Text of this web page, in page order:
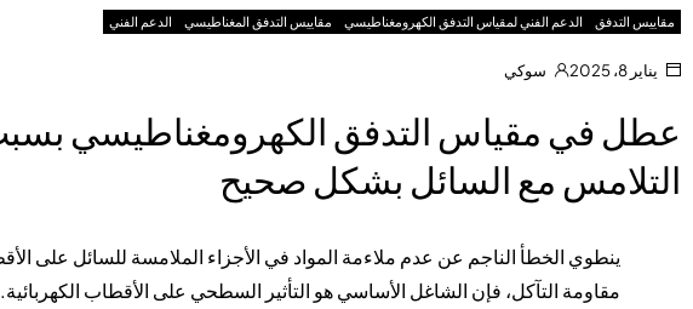
مقاييس التدفق الدعم الفني لمقياس التدفق الكهرومغناطيسي مقاييس التدفق المغناطيسي الدعم الفني
يناير 8، 2025 سوكي
عطل في مقياس التدفق الكهرومغناطيسي
التلامس مع السائل بشكل صحيح
ينطوي الخطأ الناجم عن عدم ملاءمة المواد في الأجزاء الملامسة للسائل على
مقاومة التآكل، فإن الشاغل الأساسي هو التأثير السطحي على الأقطاب